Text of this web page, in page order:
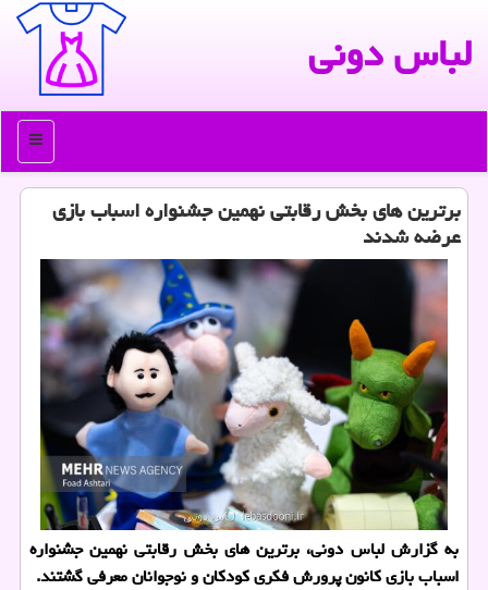
لباس دونی
منو
برترین های بخش رقابتی نهمین جشنواره اسباب بازی
عرضه شدند
به گزارش لباس دونی، برترین های بخش رقابتی نهمین جشنواره
اسباب بازی کانون پرورش فکری کودکان و نوجوانان معرفی گشتند.